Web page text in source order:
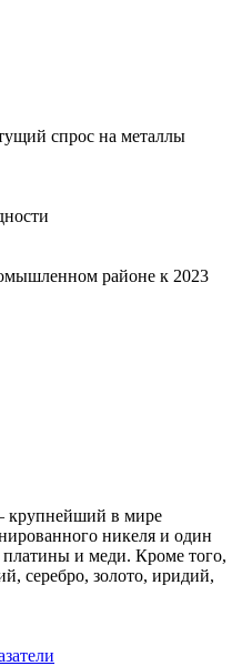
спрос на металлы
районе к 2023
крупнейший в мире
никеля и один
и меди. Кроме того,
серебро, золото, иридий,